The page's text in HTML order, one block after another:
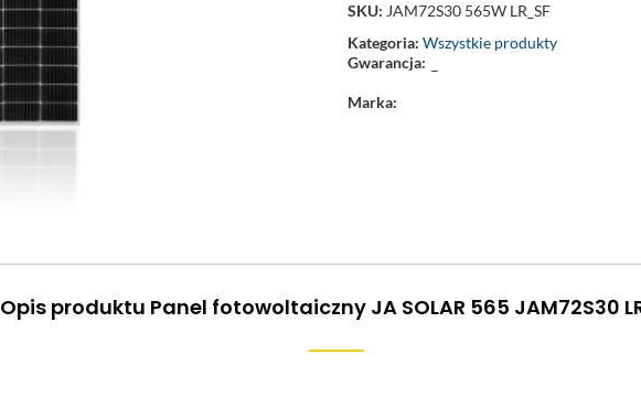
SKU: JAM72S30 565W LR_SF
Kategoria:Wszystkie produkty
Gwarancja: –
Marka:
Opis produktu Panel fotowoltaiczny JA SOLAR 565 JAM72S30